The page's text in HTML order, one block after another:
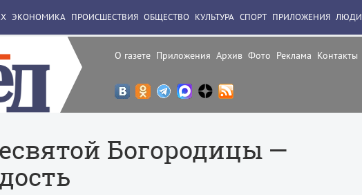
О газете Приложения Архив Фото Реклама Контакты
ЭКОНОМИКА ПРОИСШЕСТВИЯ ОБЩЕСТВО КУЛЬТУРА СПОРТ ПРИЛОЖЕНИЯ ЛЮДИ
Богородицы —